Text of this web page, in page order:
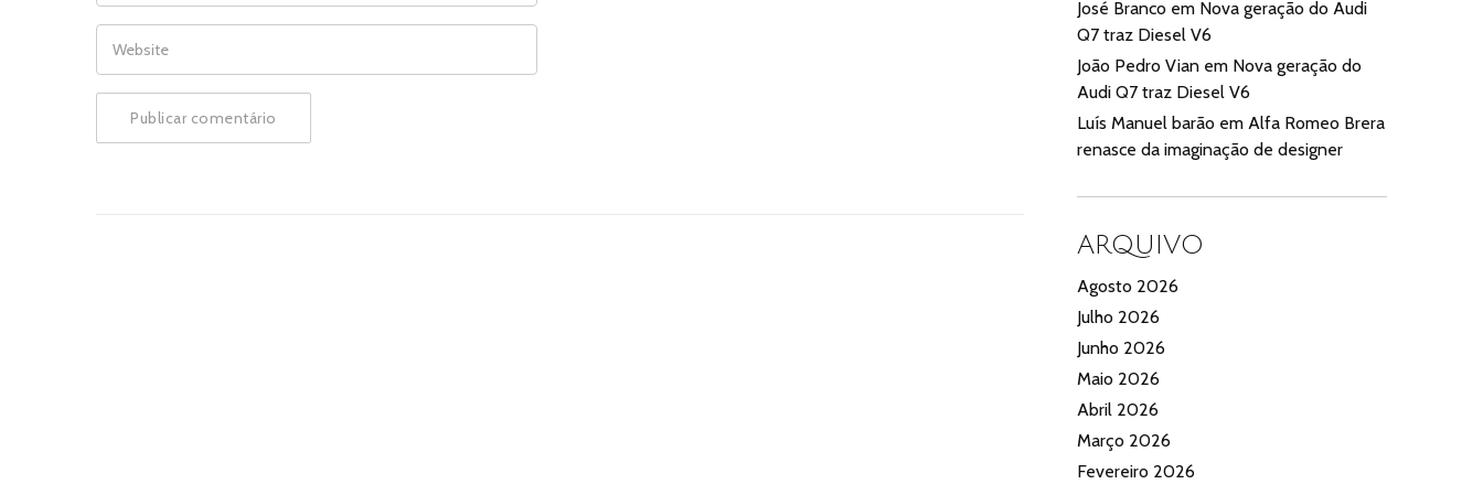
José Branco em Nova geração do Audi
Q7 traz Diesel V6
João Pedro Vian em Nova geração do
Audi Q7 traz Diesel V6
Luís Manuel barão emAlfa Romeo Brera
renasce da imaginação de designer
ARQUIVO
Agosto 2026
Julho 2026
Junho 2026
Maio 2026
Abril 2026
Março 2026
Fevereiro 2026